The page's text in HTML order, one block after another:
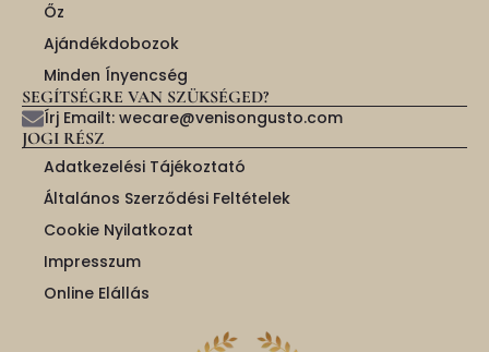
Őz
Ajándékdobozok
Minden Ínyencség
SEGÍTSÉGRE VAN SZÜKSÉGED?
Írj Emailt: wecare@venisongusto.com
JOGI RÉSZ
Adatkezelési Tájékoztató
Általános Szerződési Feltételek
Cookie Nyilatkozat
Impresszum
Online Elállás